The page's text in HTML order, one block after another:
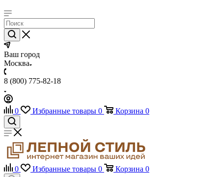
Ваш город
Москва
8 (800) 775-82-18
0 Избранные товары 0 Корзина 0
0 Избранные товары 0 Корзина 0